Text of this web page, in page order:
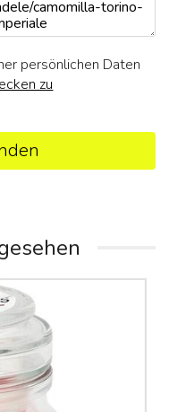
persönlichen Daten
zu